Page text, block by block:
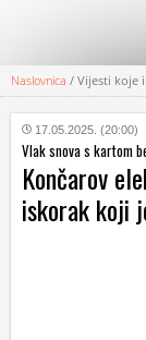
HRVATSKI
WEB
Naslovnica / Vijesti koje
17.05.2025. (20:00)
Vlak snova s kartom
Končarov
iskorak koji